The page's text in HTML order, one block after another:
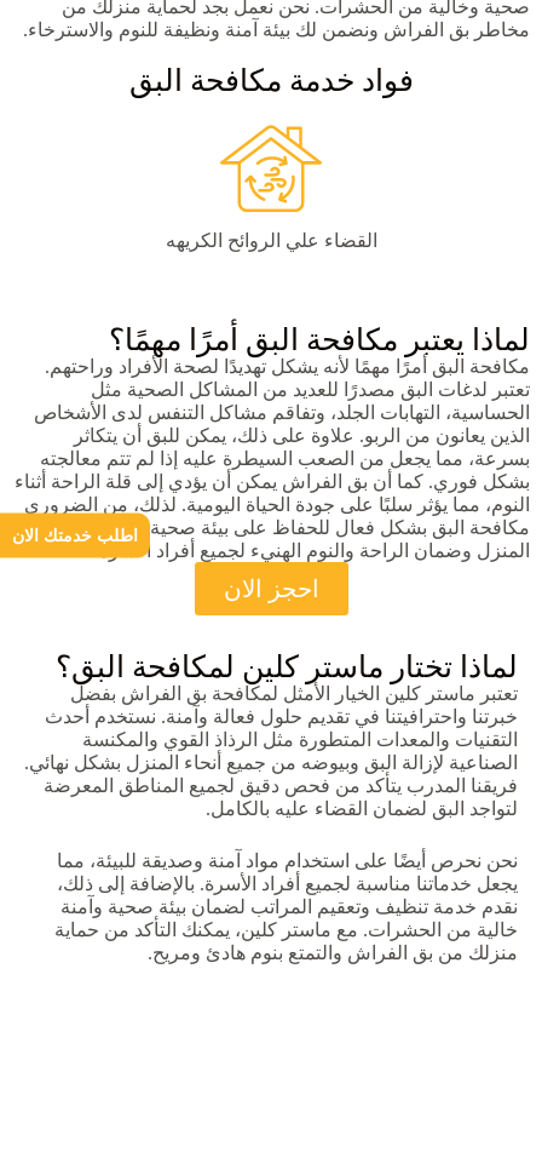
صحية وخالية من الحشرات. نحن نعمل بجد لحماية منزلك من
مخاطر بق الفراش ونضمن لك بيئة آمنة ونظيفة للنوم والاسترخاء.
فواد خدمة مكافحة البق
القضاء علي الروائح الكريهه
لماذا يعتبر مكافحة البق أمرًا مهمًا؟
مكافحة البق أمرًا مهمًا لأنه يشكل تهديدًا لصحة الأفراد وراحتهم.
تعتبر لدغات البق مصدرًا للعديد من المشاكل الصحية مثل
الحساسية، التهابات الجلد، وتفاقم مشاكل التنفس لدى الأشخاص
الذين يعانون من الربو. علاوة على ذلك، يمكن للبق أن يتكاثر
بسرعة، مما يجعل من الصعب السيطرة عليه إذا لم تتم معالجته
بشكل فوري. كما أن بق الفراش يمكن أن يؤدي إلى قلة الراحة أثناء
النوم، مما يؤثر سلبًا على جودة الحياة اليومية. لذلك، من الضروري
مكافحة البق بشكل فعال للحفاظ على بيئة صحية وآمنة داخل
المنزل وضمان الراحة والنوم الهنيء لجميع أفراد الأسرة.
احجز الان
لماذا تختار ماستر كلين لمكافحة البق؟
تعتبر ماستر كلين الخيار الأمثل لمكافحة بق الفراش بفضل
خبرتنا واحترافيتنا في تقديم حلول فعالة وآمنة. نستخدم أحدث
التقنيات والمعدات المتطورة مثل الرذاذ القوي والمكنسة
الصناعية لإزالة البق وبيوضه من جميع أنحاء المنزل بشكل نهائي.
فريقنا المدرب يتأكد من فحص دقيق لجميع المناطق المعرضة
لتواجد البق لضمان القضاء عليه بالكامل.
نحن نحرص أيضًا على استخدام مواد آمنة وصديقة للبيئة، مما
يجعل خدماتنا مناسبة لجميع أفراد الأسرة. بالإضافة إلى ذلك،
نقدم خدمة تنظيف وتعقيم المراتب لضمان بيئة صحية وآمنة
خالية من الحشرات. مع ماستر كلين، يمكنك التأكد من حماية
منزلك من بق الفراش والتمتع بنوم هادئ ومريح.
اطلب خدمتك الان